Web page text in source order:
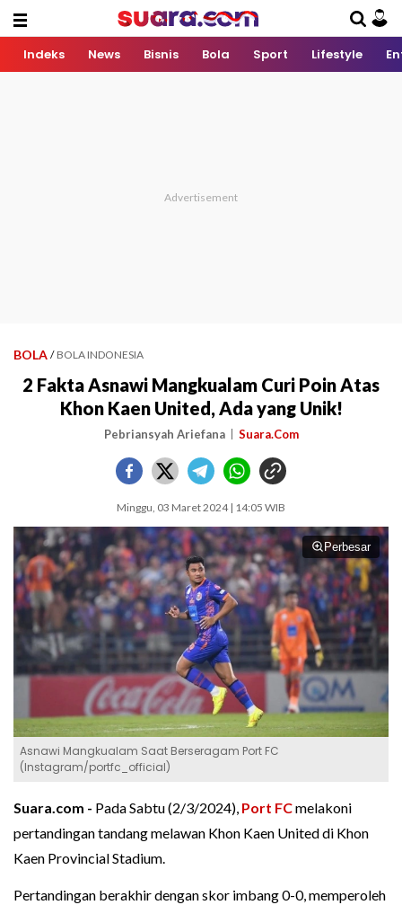
Indeks News Bisnis Bola Sport Lifestyle
BOLA / BOLA INDONESIA
2 Fakta Asnawi Mangkualam Curi Poin Atas
Khon Kaen United, Ada yang Unik!
Pebriansyah Ariefana Suara.Com
Minggu, 03 Maret 2024 | 14:05 WIB
Perbesar
Asnawi Mangkualam Saat Berseragam Port FC
(Instagram/portfc_official)
Suara.com - Pada Sabtu (2/3/2024), Port FCmelakoni
pertandingan tandang melawan Khon Kaen United di Khon
Kaen Provincial Stadium.
Pertandingan berakhir dengan skor imbang 0-0, memperoleh